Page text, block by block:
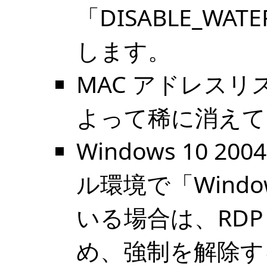
「
します。
MAC アドレスリ
よって稀に消え
Windows 10
ル環境で「
いる場合は、
め、強制を解除